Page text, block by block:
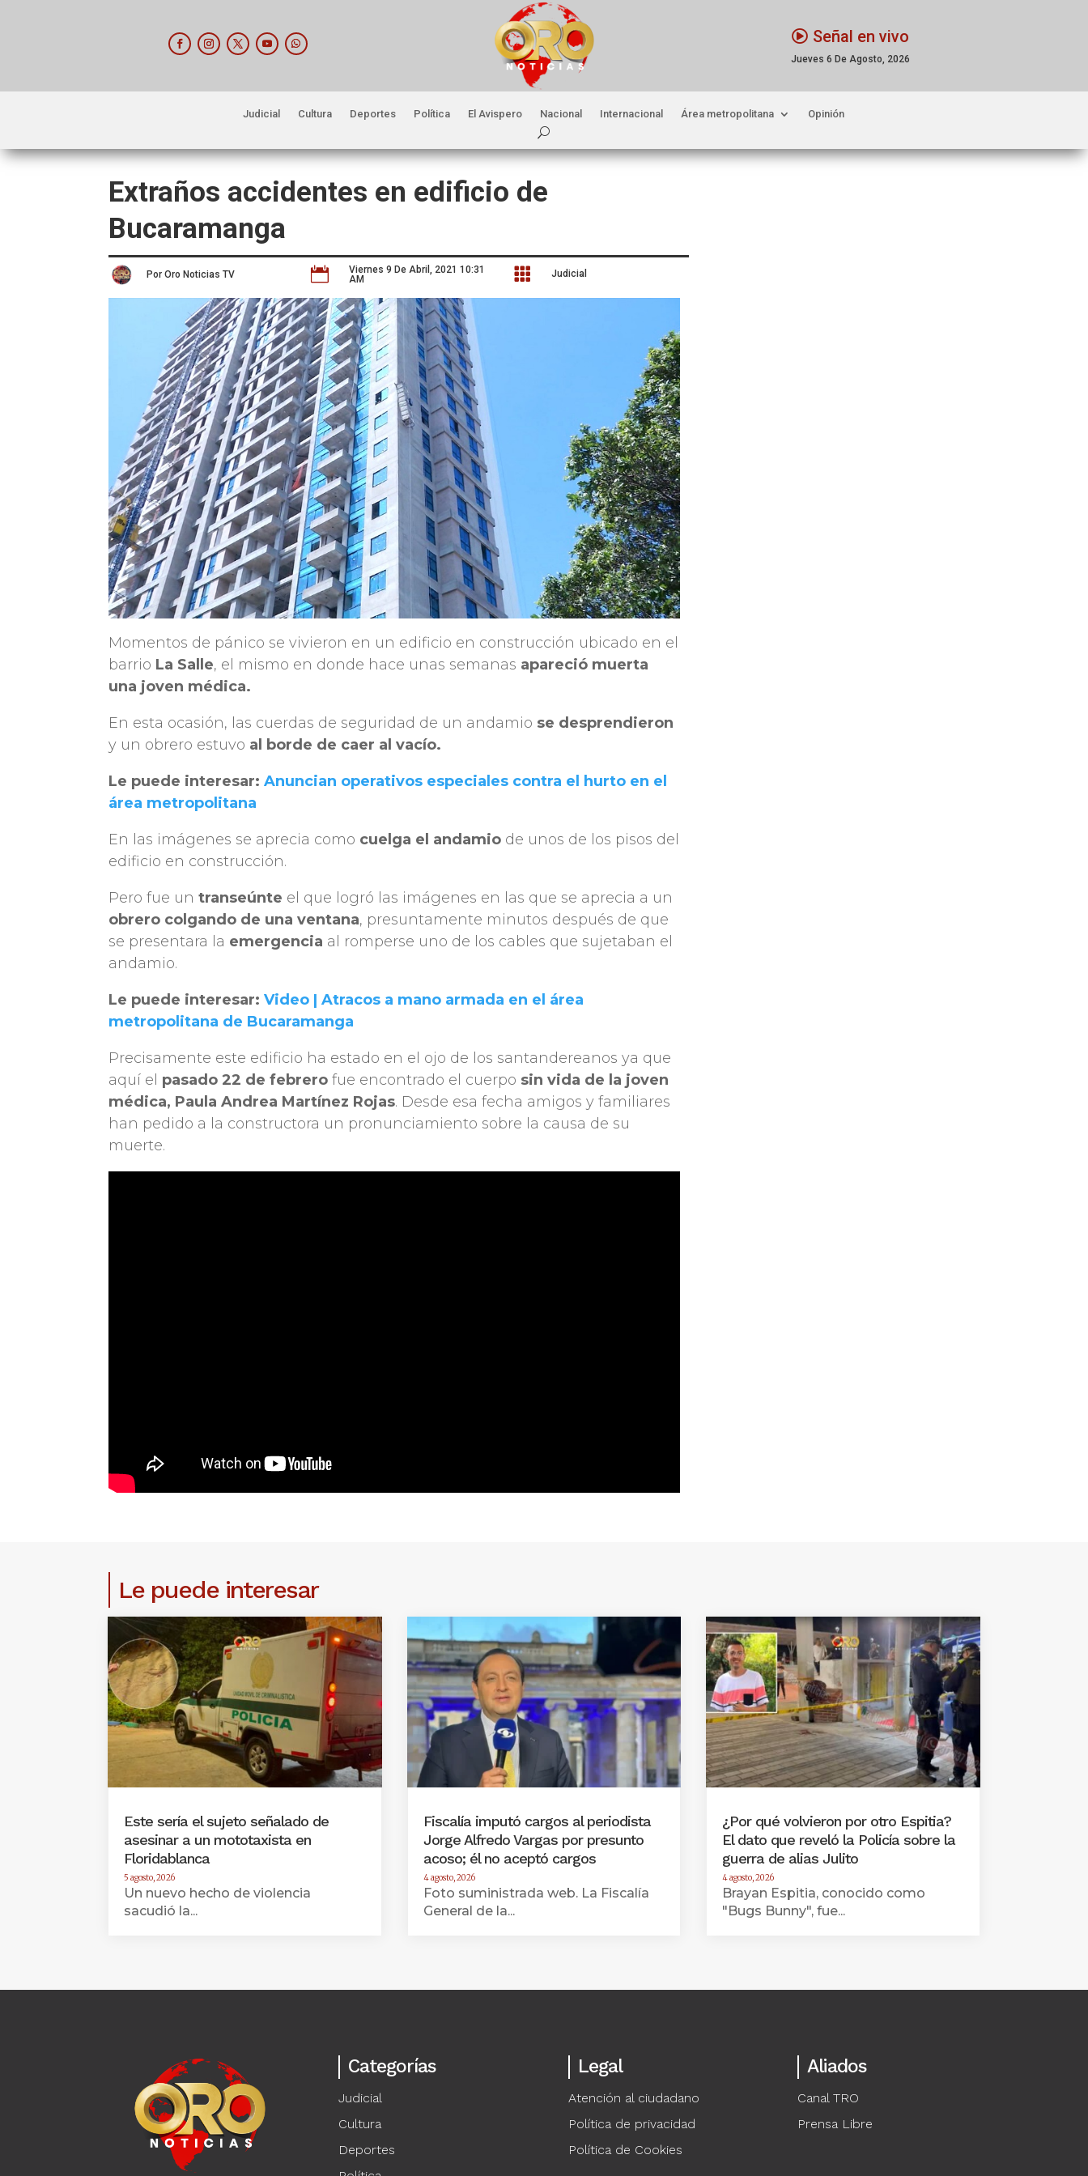
Señal en vivo
Jueves 6 De Agosto, 2026
Judicial Cultura Deportes Política El Avispero Nacional Internacional Área metropolitana Opinión
Extraños accidentes en edificio de
Bucaramanga
Por Oro Noticias TV 
Viernes 9 De Abril, 2021 10:31
AM
 Judicial
Momentos de pánico se vivieron en un edificio en construcción ubicado en el
barrio La Salle, el mismo en donde hace unas semanas apareció muerta
una joven médica.
En esta ocasión, las cuerdas de seguridad de un andamio se desprendieron
y un obrero estuvo al borde de caer al vacío.
Le puede interesar:Anuncian operativos especiales contra el hurto en el
área metropolitana
En las imágenes se aprecia como cuelga el andamio de unos de los pisos del
edificio en construcción.
Pero fue untranseúnte el que logró las imágenes en las que se aprecia a un
obrero colgando de una ventana, presuntamente minutos después de que
se presentara la emergencia al romperse uno de los cables que sujetaban el
andamio.
Le puede interesar:Video | Atracos a mano armada en el área
metropolitana de Bucaramanga
Precisamente este edificio ha estado en el ojo de los santandereanos ya que
aquí el pasado 22 de febrero fue encontrado el cuerpo sin vida de la joven
médica, Paula Andrea Martínez Rojas. Desde esa fecha amigos y familiares
han pedido a la constructora un pronunciamiento sobre la causa de su
muerte.
Le puede interesar
Este sería el sujeto señalado de
asesinar a un mototaxista en
Floridablanca
5 agosto, 2026
Un nuevo hecho de violencia
sacudió la...
Fiscalía imputó cargos al periodista
Jorge Alfredo Vargas por presunto
acoso; él no aceptó cargos
4 agosto, 2026
Foto suministrada web. La Fiscalía
General de la...
¿Por qué volvieron por otro Espitia?
El dato que reveló la Policía sobre la
guerra de alias Julito
4 agosto, 2026
Brayan Espitia, conocido como
"Bugs Bunny", fue...
Categorías
Judicial
Cultura
Deportes
Legal
Atención al ciudadano
Política de privacidad
Política de Cookies
Aliados
Canal TRO
Prensa Libre